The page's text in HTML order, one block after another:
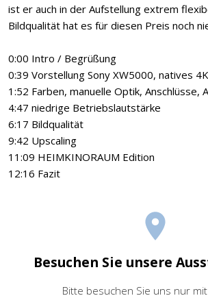
ist er auch in der Aufstellung extrem
Bildqualität hat es für diesen Preis noch
0:00 Intro / Begrüßung
0:39 Vorstellung Sony XW5000, natives
1:52 Farben, manuelle Optik, Anschlüsse,
4:47 niedrige Betriebslautstärke
6:17 Bildqualität
9:42 Upscaling
11:09 HEIMKINORAUM Edition
12:16 Fazit
Besuchen Sie unsere
Bitte besuchen Sie uns nur mit